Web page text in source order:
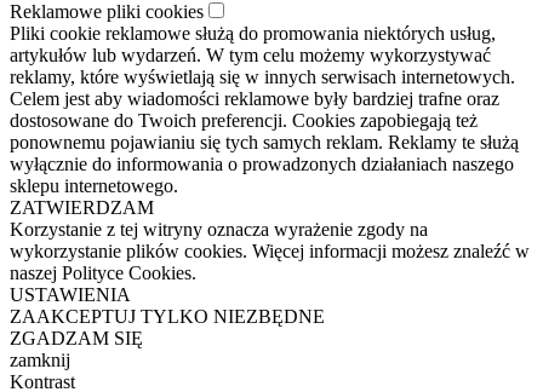
Reklamowe pliki cookies
Pliki cookie reklamowe służą do promowania niektórych usług,
artykułów lub wydarzeń. W tym celu możemy wykorzystywać
reklamy, które wyświetlają się w innych serwisach internetowych.
Celem jest aby wiadomości reklamowe były bardziej trafne oraz
dostosowane do Twoich preferencji. Cookies zapobiegają też
ponownemu pojawianiu się tych samych reklam. Reklamy te służą
wyłącznie do informowania o prowadzonych działaniach naszego
sklepu internetowego.
ZATWIERDZAM
Korzystanie z tej witryny oznacza wyrażenie zgody na
wykorzystanie plików cookies. Więcej informacji możesz znaleźć w
naszej Polityce Cookies.
USTAWIENIA
ZAAKCEPTUJ TYLKO NIEZBĘDNE
ZGADZAM SIĘ
zamknij
Kontrast